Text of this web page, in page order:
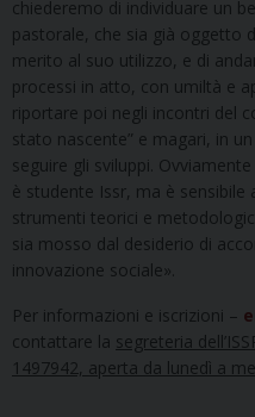
chiederemo di individuare un
pastorale, che sia già oggetto
merito al suo utilizzo, e di
processi in atto, con umiltà e
riportare poi negli incontri del
stato nascente” e magari, in
seguire gli sviluppi.
è studente Issr, ma è
strumenti teorici e
sia mosso dal desiderio di
innovazione sociale».
Per informazioni e iscrizioni –
contattare la segreteria
1497942, aperta da lunedì a